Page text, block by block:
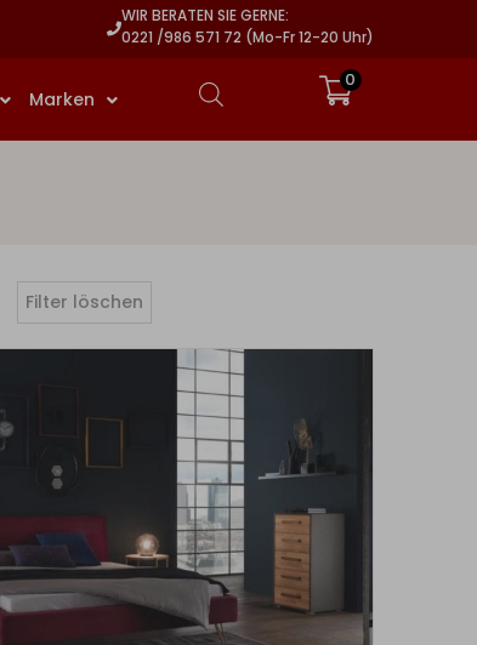
WIR BERATEN SIE GERNE:
0221 /986 571 72 (Mo-Fr 12-20 Uhr)
Marken
0
Filter löschen